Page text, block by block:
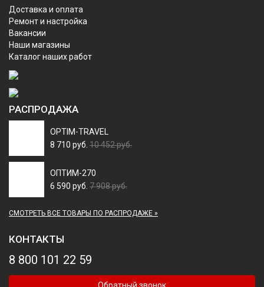
Доставка и оплата
Ремонт и настройка
Вакансии
Наши магазины
Каталог наших работ
РАСПРОДАЖА
OPTIM-TRAVEL
8 710 руб. 10 452 руб.
ОПТИМ-270
6 590 руб. 7 908 руб.
СМОТРЕТЬ ВСЕ ТОВАРЫ ПО РАСПРОДАЖЕ »
КОНТАКТЫ
8 800 101 22 59
Обратный звонок